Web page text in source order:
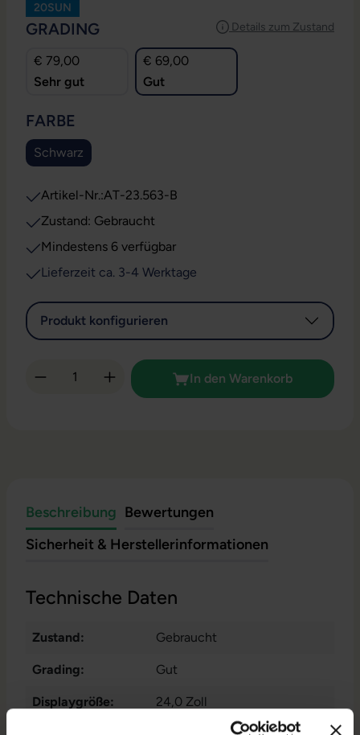
20SUN
Details zum Zustand
GRADING
€ 79,00
Sehr gut
€ 69,00
Gut
FARBE
Schwarz
Artikel-Nr.:AT-23.563-B
Zustand: Gebraucht
Mindestens 6 verfügbar
Lieferzeit ca. 3-4 Werktage
Produkt konfigurieren
Produkt Anzahl: Gib den gewünschten
In den Warenkorb
Beschreibung Bewertungen
Sicherheit & Herstellerinformationen
Technische Daten
Zustand: Gebraucht
Grading: Gut
Displaygröße: 24,0 Zoll